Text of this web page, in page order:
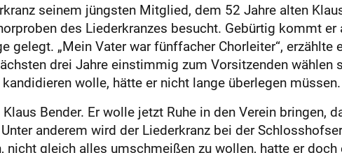
seinem jüngsten Mitglied, dem 52 Jahre alten
des Liederkranzes besucht. Gebürtig kommt er
gelegt. „Mein Vater war fünffacher Chorleiter“, erzählte
drei Jahre einstimmig zum Vorsitzenden wählen
wolle, hätte er nicht lange überlegen müssen.
Bender. Er wolle jetzt Ruhe in den Verein bringen,
anderem wird der Liederkranz bei der
gleich alles umschmeißen zu wollen, hatte er doch